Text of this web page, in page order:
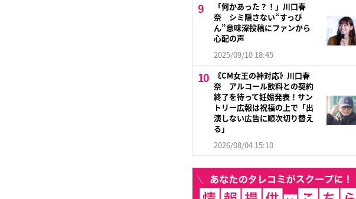
「何かあった？！」川口春
奈 シミ隠さない“すっぴ
ん”意味深投稿にファンから
心配の声
2025/09/10 18:45
《CM女王の神対応》川口春
奈 アルコール飲料との契約
終了を待って妊娠発表！サン
トリー広報は祝福の上で「出
演しない広告に順次切り替え
る」
2026/08/04 15:10